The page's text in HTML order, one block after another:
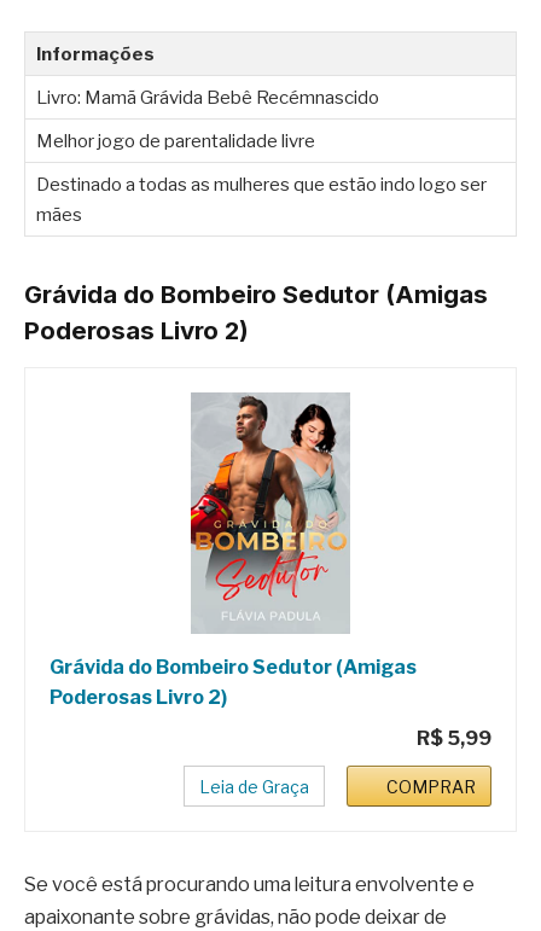
Informações
Livro: Mamã Grávida Bebê Recémnascido
Melhor jogo de parentalidade livre
Destinado a todas as mulheres que estão indo logo ser
mães
Grávida do Bombeiro Sedutor (Amigas
Poderosas Livro 2)
Grávida do Bombeiro Sedutor (Amigas
Poderosas Livro 2)
R$ 5,99
Leia de Graça COMPRAR
Se você está procurando uma leitura envolvente e
apaixonante sobre grávidas, não pode deixar de